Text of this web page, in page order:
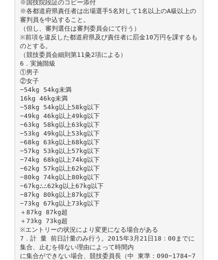
※国技院段証のコピー添付
※各都道府県責任者は出場選手5名対して1名以上のA級以上の
審判員を中込すること。
（但し、審判選任は審判委員会にて行う）
※前項を違反した都道府県及び責任者に罰金10万円を課するも
のとする。
（競技委員会細則第11粂2項による）
6．実施階級
①男子
②女子
−54kg 54kg未満
16kg 46kg未満
−58kg 54kg以上58kg以下
−49kg 46kg以上49kg以下
−63kg 58kg以上63kg以下
−53kg 49kg以上53kg以下
−68kg 63kg以上68kg以下
−57kg 53kg以上57kg以下
−74kg 68kg以上74kg以下
−62kg 57kg以上62kg以下
−80kg 74kg以上80kg以下
−67kg∴∴62kg以上67kg以下
−87kg 80kg以上87kg以下
−73kg 67kg以上73kg以下
＋87kg 87kg超
＋73kg 73kg超
※エントリーの状況により変更になる場合がある
7．計 量 前日計量のみ行う。2015年3月21日18：00までに
集合、止むを得ない理由によって時間内
に集合ができない場合、競技委員長（中 東準：090−1784−7